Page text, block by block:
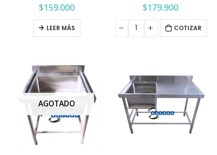
$159.000
LEER MÁS
$179.900
COTIZAR
AGOTADO